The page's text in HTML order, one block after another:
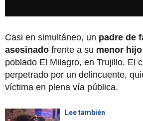
Casi en simultáneo, un padre de
asesinado frente a su menor hijo
poblado El Milagro, en Trujillo. El
perpetrado por un delincuente,
víctima en plena vía pública.
Lee también